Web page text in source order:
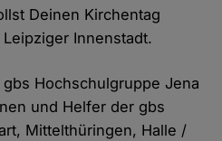
Deinen Kirchentag
Innenstadt.
Hochschulgruppe Jena
und Helfer der gbs
Mittelthüringen, Halle /